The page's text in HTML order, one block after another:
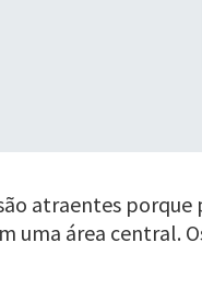
atraentes
uma área central.